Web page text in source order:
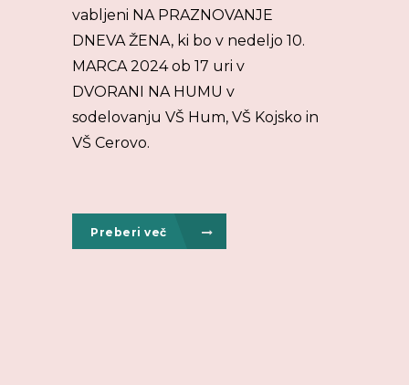
vabljeni NA PRAZNOVANJE
DNEVA ŽENA, ki bo v nedeljo 10.
MARCA 2024 ob 17 uri v
DVORANI NA HUMU v
sodelovanju VŠ Hum, VŠ Kojsko in
VŠ Cerovo.
Preberi več